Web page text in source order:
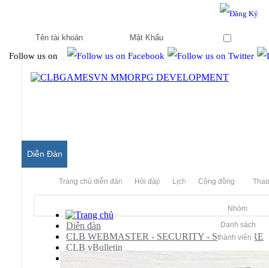
Follow us on
Diễn Đàn
Trang chủ diễn đàn Hỏi đáp Lịch Cộng đồng
Nhóm
Danh sách
thành viên
Diễn đàn
CLB WEBMASTER - SECURITY - SOFTWARE
CLB vBulletin
vBulletin Templates